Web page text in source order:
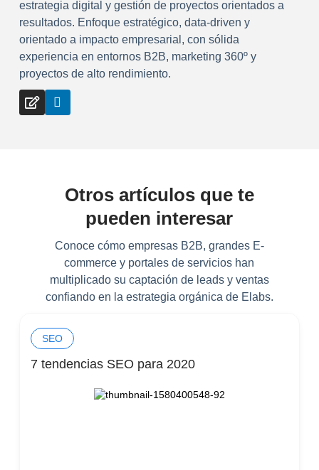
estrategia digital y gestión de proyectos orientados a
resultados. Enfoque estratégico, data-driven y
orientado a impacto empresarial, con sólida
experiencia en entornos B2B, marketing 360º y
proyectos de alto rendimiento.
Otros artículos que te
pueden interesar
Conoce cómo empresas B2B, grandes E-
commerce y portales de servicios han
multiplicado su captación de leads y ventas
confiando en la estrategia orgánica de Elabs.
SEO
7 tendencias SEO para 2020